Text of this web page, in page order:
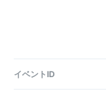
イベントID